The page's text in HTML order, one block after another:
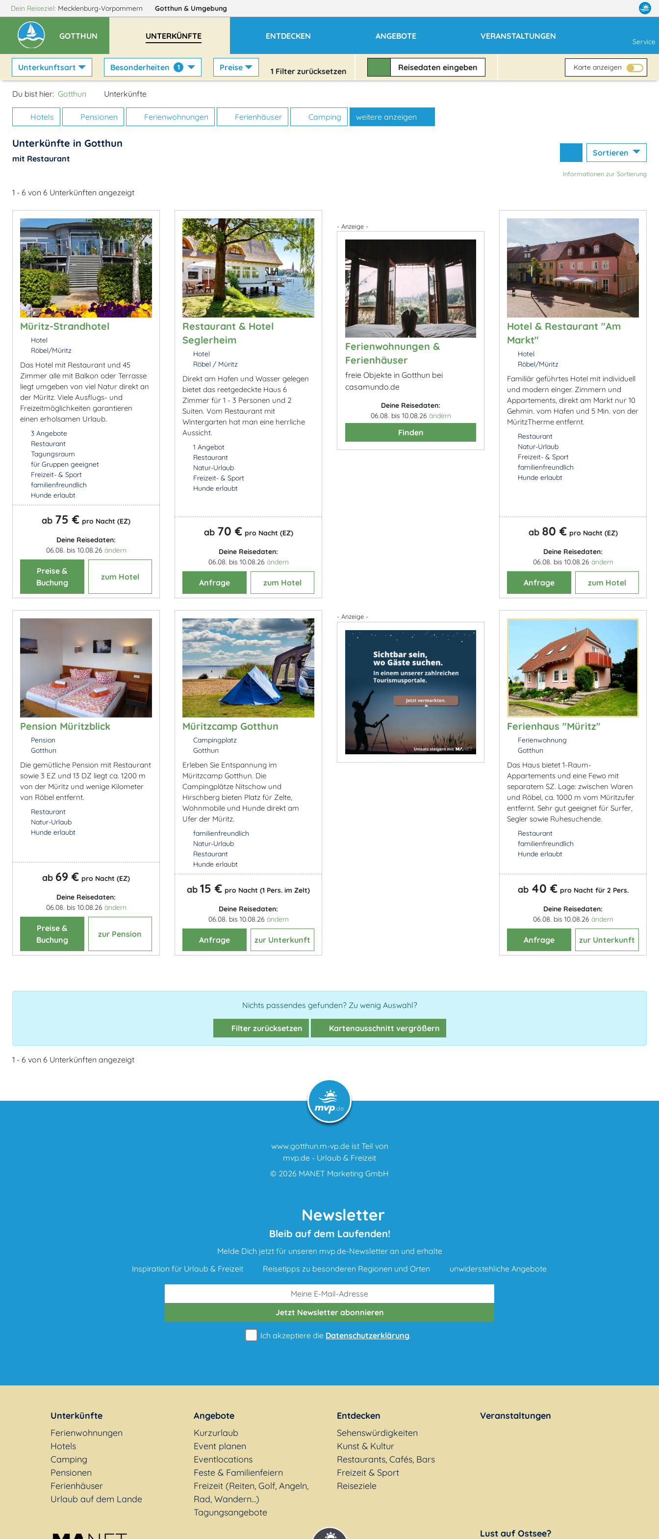
Dein Reiseziel: Mecklenburg-Vorpommern Gotthun & Umgebung
GOTTHUN UNTERKÜNFTE ENTDECKEN ANGEBOTE VERANSTALTUNGEN
Service
Unterkunftsart Besonderheiten 1 Preise 1 Filter zurücksetzen Reisedateneingeben Karte anzeigen
Du bist hier: Gotthun Unterkünfte
Hotels Pensionen Ferienwohnungen Ferienhäuser Camping weitere anzeigen
Unterkünfte in Gotthun
mit Restaurant
Sortieren
Informationen zur Sortierung
1 - 6 von 6 Unterkünften angezeigt
Müritz-Strandhotel
Hotel
Röbel/Müritz
Das Hotel mit Restaurant und 45
Zimmer alle mit Balkon oder Terrasse
liegt umgeben von viel Natur direkt an
der Müritz. Viele Ausflugs- und
Freizeitmöglichkeiten garantieren
einen erholsamen Urlaub.
3 Angebote
Restaurant
Tagungsraum
für Gruppen geeignet
Freizeit- & Sport
familienfreundlich
Hunde erlaubt
ab 75 € pro Nacht (EZ)
Deine Reisedaten:
06.08. bis 10.08.26 ändern
Preise &
Buchung
zum Hotel
Restaurant & Hotel
Seglerheim
Hotel
Röbel / Müritz
Direkt am Hafen und Wasser gelegen
bietet das reetgedeckte Haus 6
Zimmer für 1 - 3 Personen und 2
Suiten. Vom Restaurant mit
Wintergarten hat man eine herrliche
Aussicht.
1 Angebot
Restaurant
Natur-Urlaub
Freizeit- & Sport
Hunde erlaubt
ab 70 € pro Nacht (EZ)
Deine Reisedaten:
06.08. bis 10.08.26 ändern
Anfrage zum Hotel
- Anzeige -
Ferienwohnungen &
Ferienhäuser
freie Objekte in Gotthun bei
casamundo.de
Deine Reisedaten:
06.08. bis 10.08.26 ändern
Finden
Hotel & Restaurant "Am
Markt"
Hotel
Röbel/Müritz
Familiär geführtes Hotel mit individuell
und modern einger. Zimmern und
Appartements, direkt am Markt nur 10
Gehmin. vom Hafen und 5 Min. von der
MüritzTherme entfernt.
Restaurant
Natur-Urlaub
Freizeit- & Sport
familienfreundlich
Hunde erlaubt
ab 80 € pro Nacht (EZ)
Deine Reisedaten:
06.08. bis 10.08.26 ändern
Anfrage zum Hotel
Pension Müritzblick
Pension
Gotthun
Die gemütliche Pension mit Restaurant
sowie 3 EZ und 13 DZ liegt ca. 1200 m
von der Müritz und wenige Kilometer
von Röbel entfernt.
Restaurant
Natur-Urlaub
Hunde erlaubt
ab 69 € pro Nacht (EZ)
Deine Reisedaten:
06.08. bis 10.08.26 ändern
Preise &
Buchung
zur Pension
Müritzcamp Gotthun
Campingplatz
Gotthun
Erleben Sie Entspannung im
Müritzcamp Gotthun. Die
Campingplätze Nitschow und
Hirschberg bieten Platz für Zelte,
Wohnmobile und Hunde direkt am
Ufer der Müritz.
familienfreundlich
Natur-Urlaub
Restaurant
Hunde erlaubt
ab 15 € pro Nacht (1 Pers. im Zelt)
Deine Reisedaten:
06.08. bis 10.08.26 ändern
Anfrage zur Unterkunft
- Anzeige -
Ferienhaus "Müritz"
Ferienwohnung
Gotthun
Das Haus bietet 1-Raum-
Appartements und eine Fewo mit
separatem SZ. Lage: zwischen Waren
und Röbel, ca. 1000 m vom Müritzufer
entfernt. Sehr gut geeignet für Surfer,
Segler sowie Ruhesuchende.
Restaurant
familienfreundlich
Hunde erlaubt
ab 40 € pro Nacht für 2 Pers.
Deine Reisedaten:
06.08. bis 10.08.26 ändern
Anfrage zur Unterkunft
Nichts passendes gefunden? Zu wenig Auswahl?
Filter zurücksetzen Kartenausschnitt vergrößern
1 - 6 von 6 Unterkünften angezeigt
www.gotthun.m-vp.de ist Teil von
mvp.de - Urlaub & Freizeit
© 2026 MANET Marketing GmbH
Newsletter
Bleib auf dem Laufenden!
Melde Dich jetzt für unseren mvp.de-Newsletter an und erhalte
Inspiration für Urlaub & Freizeit
Reisetipps zu besonderen Regionen und Orten unwiderstehliche Angebote
Jetzt Newsletterabonnieren
Ich akzeptiere die Datenschutzerklärung.
Unterkünfte
Ferienwohnungen
Hotels
Camping
Pensionen
Ferienhäuser
Urlaub auf dem Lande
Angebote
Kurzurlaub
Event planen
Eventlocations
Feste & Familienfeiern
Freizeit (Reiten, Golf, Angeln,
Rad, Wandern...)
Tagungsangebote
Entdecken
Sehenswürdigkeiten
Kunst & Kultur
Restaurants, Cafés, Bars
Freizeit & Sport
Reiseziele
Veranstaltungen
Lust auf Ostsee?